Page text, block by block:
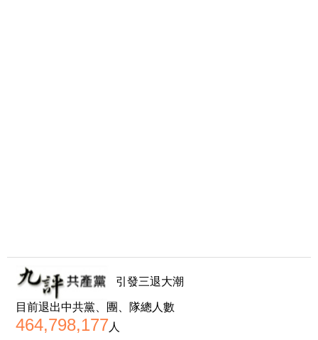
引發三退大潮
目前退出中共黨、團、隊總人數
464,798,177人